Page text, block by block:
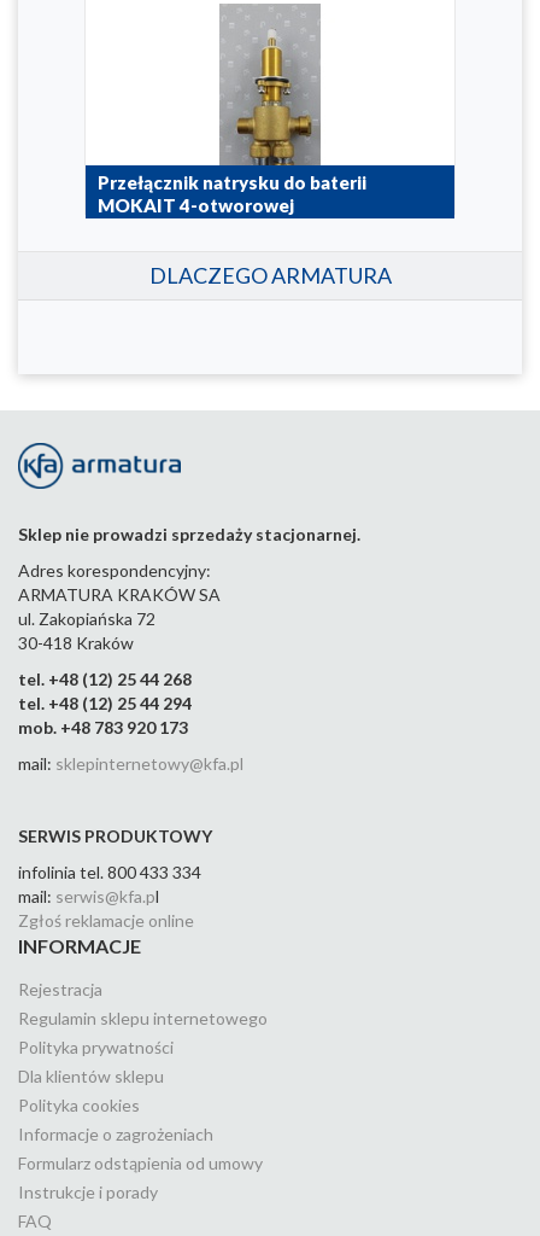
Przełącznik natrysku do baterii
MOKAIT 4-otworowej
822-012-98
DLACZEGO ARMATURA
Sklep nie prowadzi sprzedaży stacjonarnej.
Adres korespondencyjny:
ARMATURA KRAKÓW SA
ul. Zakopiańska 72
30-418 Kraków
tel. +48 (12) 25 44 268
tel. +48 (12) 25 44 294
mob. +48 783 920 173
mail: sklepinternetowy@kfa.pl
SERWIS PRODUKTOWY
infolinia tel. 800 433 334
mail: serwis@kfa.pl
Zgłoś reklamacje online
INFORMACJE
Rejestracja
Regulamin sklepu internetowego
Polityka prywatności
Dla klientów sklepu
Polityka cookies
Informacje o zagrożeniach
Formularz odstąpienia od umowy
Instrukcje i porady
FAQ